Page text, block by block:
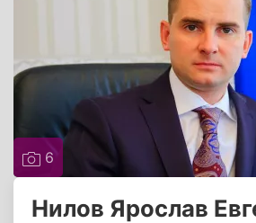
6
Нилов Ярослав